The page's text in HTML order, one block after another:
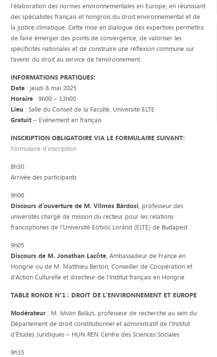
l’élaboration des normes environnementales en Europe, en réunissant
des spécialistes français et hongrois du droit environnemental et de
la justice climatique. Cette mise en dialogue des expertises permettra
de faire émerger des points de convergence, de valoriser les
spécificités nationales et de construire une réflexion commune sur
l’avenir du droit au service de l’environnement.
INFORMATIONS PRATIQUES:
Date : jeudi 8 mai 2025
Horaire : 9h00 – 13h00
Lieu : Salle du Conseil de la Faculté, Université ELTE
Gratuit – Evènement en français
INSCRIPTION OBLIGATOIRE VIA LE FORMULAIRE SUIVANT:
Formulaire d’inscription
8h30
Arrivée des participants
9h00
Discours d’ouverture de M. Vilmos Bárdosi , professeur des
universités chargé de mission du recteur pour les relations
francophones de l’Université Eötvös Loránd (ELTE) de Budapest
9h05
Discours de M. Jonathan Lacôte , Ambassadeur de France en
Hongrie ou de M. Matthieu Berton, Conseiller de Coopération et
d’Action Culturelle et directeur de l’Institut français en Hongrie
TABLE RONDE N°1 : DROIT DE L’ENVIRONNEMENT ET EUROPE
Modérateur : M. István Balázs, professeur de recherche au sein du
Département de droit constitutionnel et administratif de l’Institut
d’Études Juridiques – HUN REN Centre des Sciences Sociales
9h15